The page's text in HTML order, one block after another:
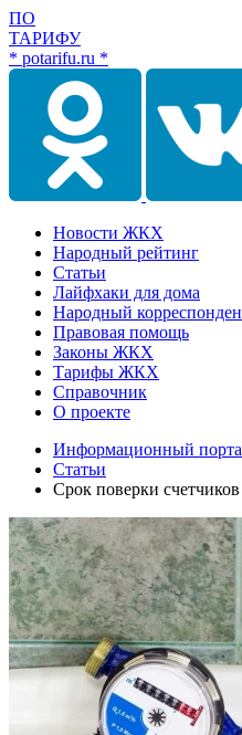
ПО
ТАРИФУ
* potarifu.ru *
Новости ЖКХ
Народный рейтинг
Статьи
Лайфхаки для дома
Народный
Правовая помощь
Законы ЖКХ
Тарифы ЖКХ
Справочник
О проекте
Информационный
Статьи
Срок поверки